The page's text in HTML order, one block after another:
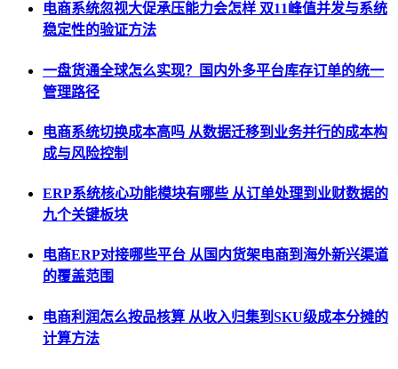
电商系统忽视大促承压能力会怎样 双11峰值并发与系统
稳定性的验证方法
一盘货通全球怎么实现？国内外多平台库存订单的统一
管理路径
电商系统切换成本高吗 从数据迁移到业务并行的成本构
成与风险控制
ERP系统核心功能模块有哪些 从订单处理到业财数据的
九个关键板块
电商ERP对接哪些平台 从国内货架电商到海外新兴渠道
的覆盖范围
电商利润怎么按品核算 从收入归集到SKU级成本分摊的
计算方法